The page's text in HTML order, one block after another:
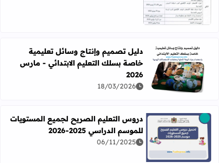
اقرأ المزيد عن دليل تصميم وإنتاج وسائل تعليمية خاصة بسلك
دليل تصميم وإنتاج وسائل تعليمية
خاصة بسلك التعليم الابتدائي - مارس
2026
18/03/2026
اقرأ المزيد عن دروس التعليم الصريح لجميع المستويات للموسم
دروس التعليم الصريح لجميع المستويات
للموسم الدراسي 2025-2026
06/11/2025